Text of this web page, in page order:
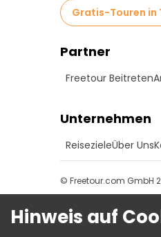
Gratis-Touren in
Partner
Freetour Beitreten
Unternehmen
ReisezieleÜber Uns
© Freetour.com GmbH
Hinweis auf